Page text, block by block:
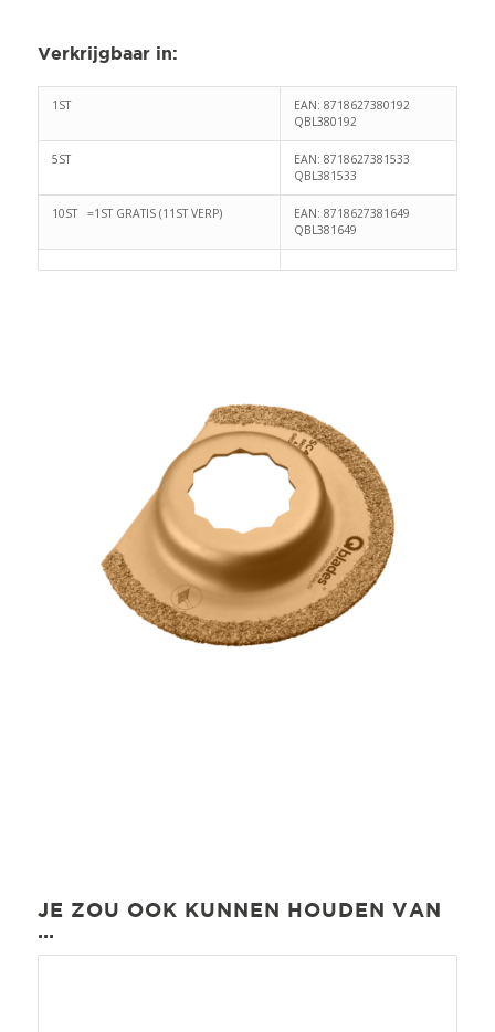
Verkrijgbaar in:
1ST
EAN: 8718627380192
QBL380192
5ST
EAN: 8718627381533
QBL381533
10ST =1ST GRATIS (11ST VERP)
EAN: 8718627381649
QBL381649
JE ZOU OOK KUNNEN HOUDEN VAN
…